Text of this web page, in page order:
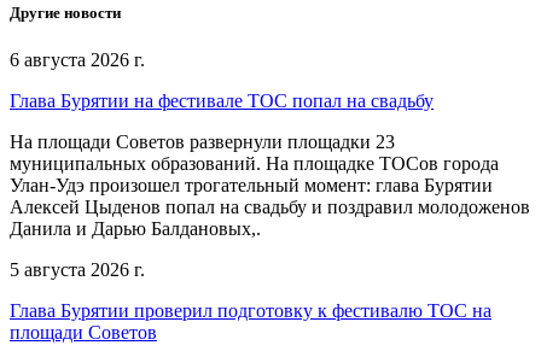
Другие новости
6 августа 2026 г.
Глава Бурятии на фестивале ТОС попал на свадьбу
На площади Советов развернули площадки 23
муниципальных образований. На площадке ТОСов города
Улан-Удэ произошел трогательный момент: глава Бурятии
Алексей Цыденов попал на свадьбу и поздравил молодоженов
Данила и Дарью Балдановых,.
5 августа 2026 г.
Глава Бурятии проверил подготовку к фестивалю ТОС на
площади Советов